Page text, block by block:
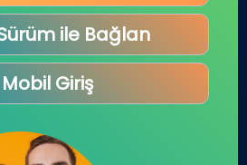
ile Bağlan
Mobil Giriş